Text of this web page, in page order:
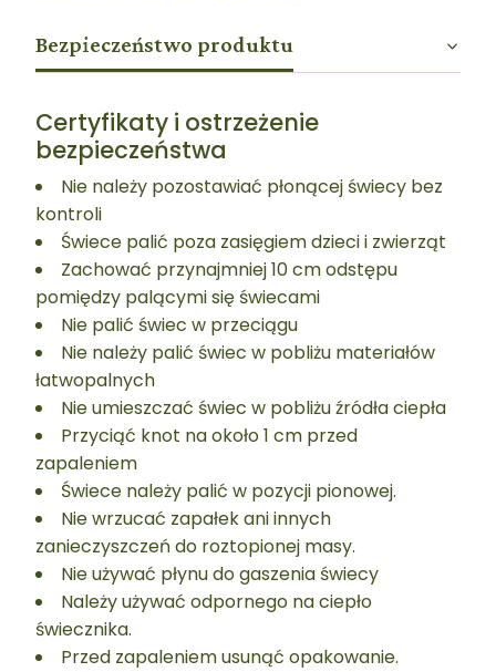
Bezpieczeństwo produktu
Certyfikaty i ostrzeżenie
bezpieczeństwa
Nie należy pozostawiać płonącej świecy bez
kontroli
Świece palić poza zasięgiem dzieci i zwierząt
Zachować przynajmniej 10 cm odstępu
pomiędzy palącymi się świecami
Nie palić świec w przeciągu
Nie należy palić świec w pobliżu materiałów
łatwopalnych
Nie umieszczać świec w pobliżu źródła ciepła
Przyciąć knot na około 1 cm przed
zapaleniem
Świece należy palić w pozycji pionowej.
Nie wrzucać zapałek ani innych
zanieczyszczeń do roztopionej masy.
Nie używać płynu do gaszenia świecy
Należy używać odpornego na ciepło
świecznika.
Przed zapaleniem usunąć opakowanie.